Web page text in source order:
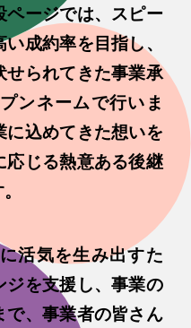
ージでは、スピー
成約率を目指し、
せられてきた事業承
ンネームで行いま
に込めてきた想いを
応じる熱意ある後継
活気を生み出すた
ジを支援し、事業の
で、事業者の皆さん